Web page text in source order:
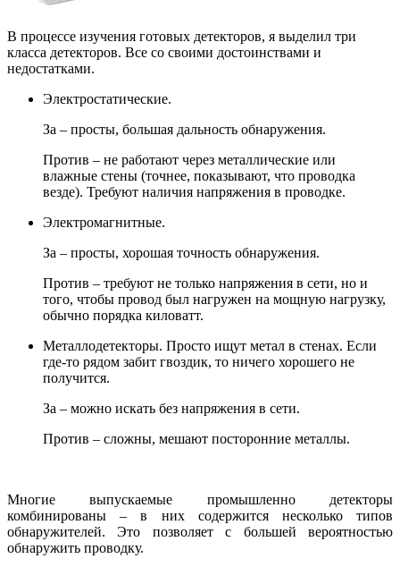
В процессе изучения готовых детекторов, я выделил три
класса детекторов. Все со своими достоинствами и
недостатками.
Электростатические.
За – просты, большая дальность обнаружения.
Против – не работают через металлические или
влажные стены (точнее, показывают, что проводка
везде). Требуют наличия напряжения в проводке.
Электромагнитные.
За – просты, хорошая точность обнаружения.
Против – требуют не только напряжения в сети, но и
того, чтобы провод был нагружен на мощную нагрузку,
обычно порядка киловатт.
Металлодетекторы. Просто ищут метал в стенах. Если
где-то рядом забит гвоздик, то ничего хорошего не
получится.
За – можно искать без напряжения в сети.
Против – сложны, мешают посторонние металлы.
Многие выпускаемые промышленно детекторы
комбинированы – в них содержится несколько типов
обнаружителей. Это позволяет с большей вероятностью
обнаружить проводку.